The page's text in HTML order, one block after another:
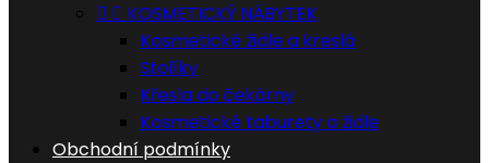
  KOSMETICKÝ NÁBYTEK
Kosmetické židle a kreslá
Stolíky
Křesla do čekárny
Kosmetické taburety a židle
Obchodní podmínky